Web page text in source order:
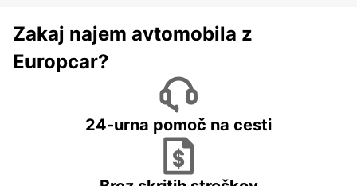
Zakaj najem avtomobila z
Europcar?
24-urna pomoč na cesti